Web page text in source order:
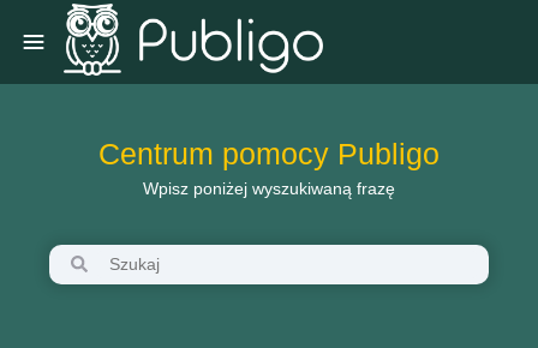
Centrum pomocy Publigo
Wpisz poniżej wyszukiwaną frazę